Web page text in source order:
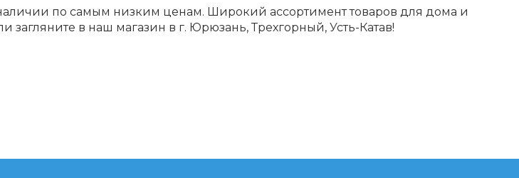
по самым низким ценам. Широкий ассортимент товаров для дома и
загляните в наш магазин в г. Юрюзань, Трехгорный, Усть-Катав!